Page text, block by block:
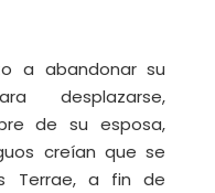
a abandonar su
desplazarse,
de su esposa,
creían que se
Terrae, a fin de